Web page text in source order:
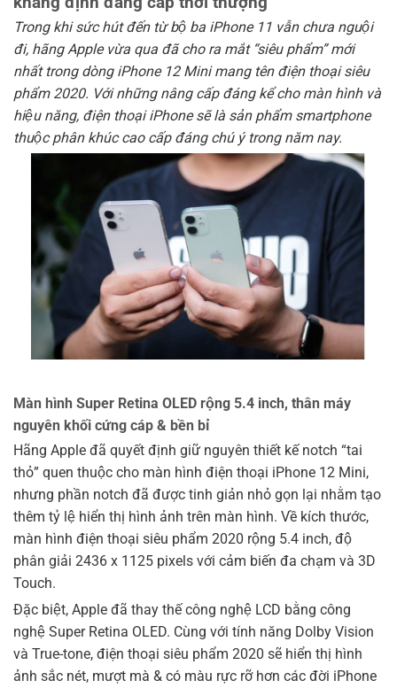
Trong khi sức hút đến từ bộ ba iPhone 11 vẫn chưa nguội
đi, hãng Apple vừa qua đã cho ra mắt “siêu phẩm” mới
nhất trong dòng iPhone 12 Mini mang tên điện thoại siêu
phẩm 2020. Với những nâng cấp đáng kể cho màn hình và
hiệu năng, điện thoại iPhone sẽ là sản phẩm smartphone
thuộc phân khúc cao cấp đáng chú ý trong năm nay.
Màn hình Super Retina OLED rộng 5.4 inch, thân máy
nguyên khối cứng cáp & bền bỉ
Hãng Apple đã quyết định giữ nguyên thiết kế notch “tai
thỏ” quen thuộc cho màn hình điện thoại iPhone 12 Mini,
nhưng phần notch đã được tinh giản nhỏ gọn lại nhằm tạo
thêm tỷ lệ hiển thị hình ảnh trên màn hình. Về kích thước,
màn hình điện thoại siêu phẩm 2020 rộng 5.4 inch, độ
phân giải 2436 x 1125 pixels với cảm biến đa chạm và 3D
Touch.
Đặc biệt, Apple đã thay thế công nghệ LCD bằng công
nghệ Super Retina OLED. Cùng với tính năng Dolby Vision
và True-tone, điện thoại siêu phẩm 2020 sẽ hiển thị hình
ảnh sắc nét, mượt mà & có màu rực rỡ hơn các đời iPhone